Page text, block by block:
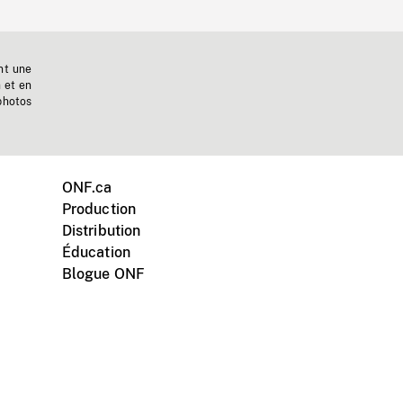
une
et en
ONF.ca
Production
Distribution
Éducation
Blogue ONF